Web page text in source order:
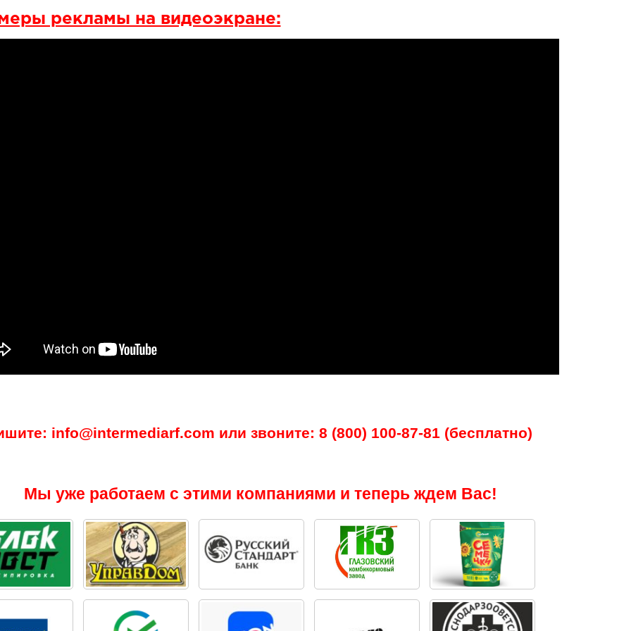
рекламы на видеоэкране:
info@intermediarf.com или звоните: 8 (800) 100-87-81 (бесплатно)
Мы уже работаем с этими компаниями и теперь ждем Вас!